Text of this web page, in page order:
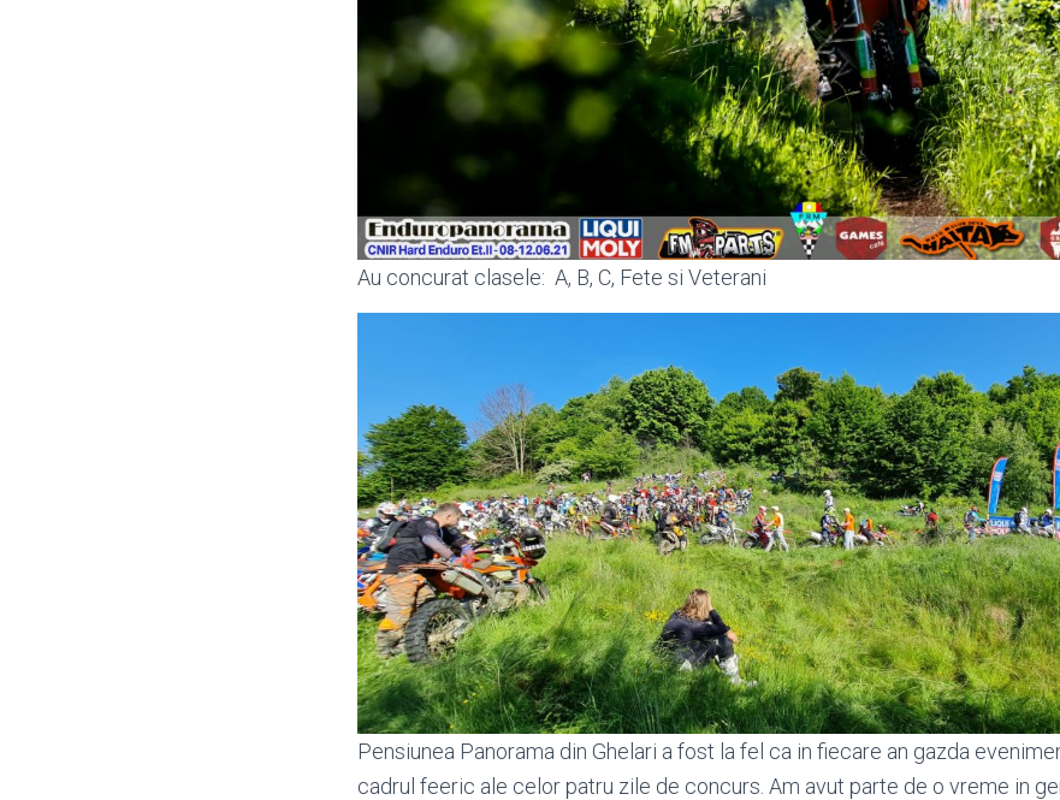
Au concurat clasele: A, B, C, Fete si Veterani
Pensiunea Panorama din Ghelari a fost la fel ca in fiecare an gazda
cadrul feeric ale celor patru zile de concurs. Am avut parte de o vreme in